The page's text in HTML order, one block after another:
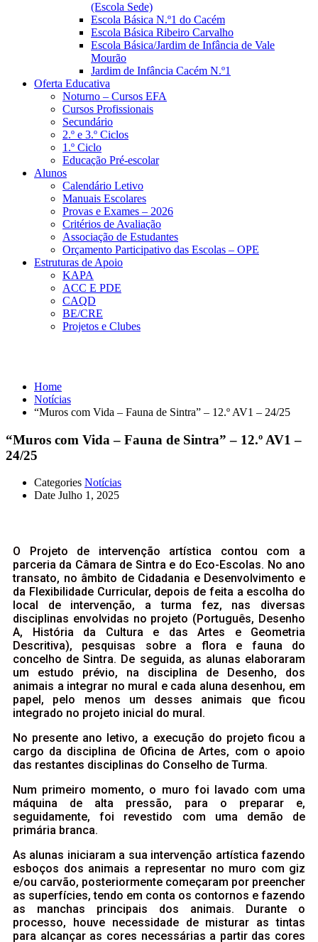
(Escola Sede)
Escola Básica N.º1 do Cacém
Escola Básica Ribeiro Carvalho
Escola Básica/Jardim de Infância de Vale
Mourão
Jardim de Infância Cacém N.º1
Oferta Educativa
Noturno – Cursos EFA
Cursos Profissionais
Secundário
2.º e 3.º Ciclos
1.º Ciclo
Educação Pré-escolar
Alunos
Calendário Letivo
Manuais Escolares
Provas e Exames – 2026
Critérios de Avaliação
Associação de Estudantes
Orçamento Participativo das Escolas – OPE
Estruturas de Apoio
KAPA
ACC E PDE
CAQD
BE/CRE
Projetos e Clubes
Home
Notícias
“Muros com Vida – Fauna de Sintra” – 12.º AV1 – 24/25
“Muros com Vida – Fauna de Sintra” – 12.º AV1 –
24/25
Categories Notícias
Date Julho 1, 2025
O Projeto de intervenção artística contou com a
parceria da Câmara de Sintra e do Eco-Escolas. No ano
transato, no âmbito de Cidadania e Desenvolvimento e
da Flexibilidade Curricular, depois de feita a escolha do
local de intervenção, a turma fez, nas diversas
disciplinas envolvidas no projeto (Português, Desenho
A, História da Cultura e das Artes e Geometria
Descritiva), pesquisas sobre a flora e fauna do
concelho de Sintra. De seguida, as alunas elaboraram
um estudo prévio, na disciplina de Desenho, dos
animais a integrar no mural e cada aluna desenhou, em
papel, pelo menos um desses animais que ficou
integrado no projeto inicial do mural.
No presente ano letivo, a execução do projeto ficou a
cargo da disciplina de Oficina de Artes, com o apoio
das restantes disciplinas do Conselho de Turma.
Num primeiro momento, o muro foi lavado com uma
máquina de alta pressão, para o preparar e,
seguidamente, foi revestido com uma demão de
primária branca.
As alunas iniciaram a sua intervenção artística fazendo
esboços dos animais a representar no muro com giz
e/ou carvão, posteriormente começaram por preencher
as superfícies, tendo em conta os contornos e fazendo
as manchas principais dos animais. Durante o
processo, houve necessidade de misturar as tintas
para alcançar as cores necessárias a partir das cores